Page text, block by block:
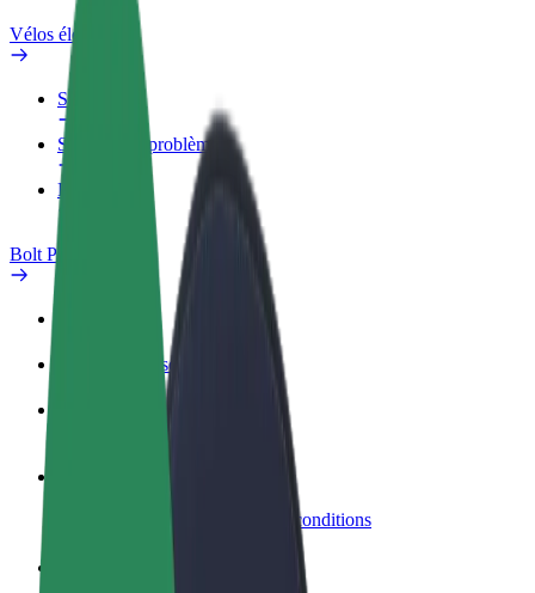
Vélos électriques
Safety Lab
Signaler un problème
FAQ
Bolt Plus
Comment s'inscrire
Générez des revenus selon vos conditions